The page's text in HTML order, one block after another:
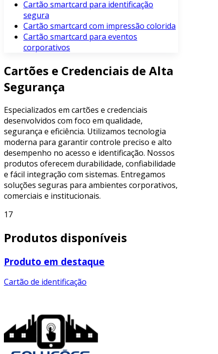
Cartão smartcard para identificação
segura
Cartão smartcard com impressão colorida
Cartão smartcard para eventos
corporativos
Cartões e Credenciais de Alta
Segurança
Especializados em cartões e credenciais
desenvolvidos com foco em qualidade,
segurança e eficiência. Utilizamos tecnologia
moderna para garantir controle preciso e alto
desempenho no acesso e identificação. Nossos
produtos oferecem durabilidade, confiabilidade
e fácil integração com sistemas. Entregamos
soluções seguras para ambientes corporativos,
comerciais e institucionais.
17
Produtos disponíveis
Produto em destaque
Cartão de identificação